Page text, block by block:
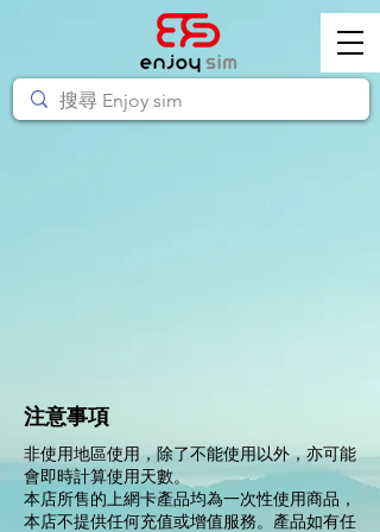
注意事項
​非使用地區使用，除了不能使用以外，亦可能
會即時計算使用天數。
本店所售的上網卡產品均為一次性使用商品，
本店不提供任何充值或增值服務。產品如有任